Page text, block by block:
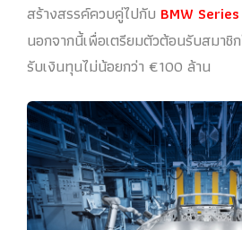
สร้างสรรค์ควบคู่ไปกับ BMW
นอกจากนี้เพื่อเตรียมตัวต้อนรับสมาชิ
รับเงินทุนไม่น้อยกว่า €100 ล้าน